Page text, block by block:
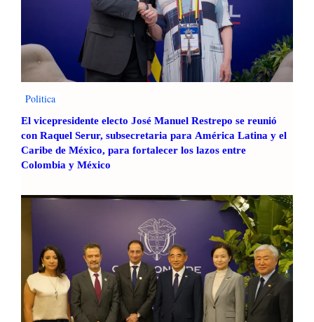
Politica
El vicepresidente electo José Manuel Restrepo se reunió
con Raquel Serur, subsecretaria para América Latina y el
Caribe de México, para fortalecer los lazos entre
Colombia y México